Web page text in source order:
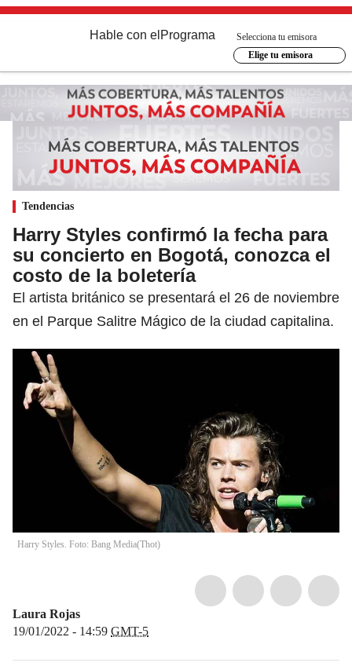
Hable con el Programa
Selecciona tu emisora
Elige tu emisora
Tendencias
Harry Styles confirmó la fecha para
su concierto en Bogotá, conozca el
costo de la boletería
El artista británico se presentará el 26 de noviembre
en el Parque Salitre Mágico de la ciudad capitalina.
Harry Styles. Foto: Bang Media(Thot)
Laura Rojas
19/01/2022 - 14:59 GMT-5